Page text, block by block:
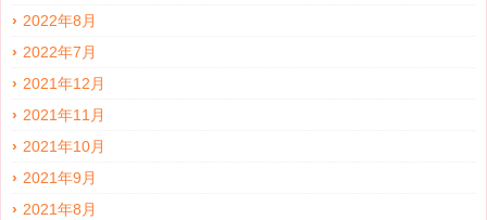
2022年8月
2022年7月
2021年12月
2021年11月
2021年10月
2021年9月
2021年8月